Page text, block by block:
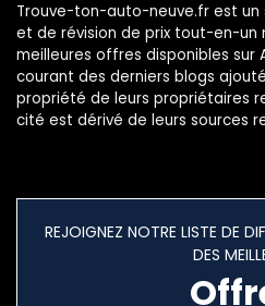
Trouve-ton-auto-neuve.fr est un
et de révision de prix tout-en-un
meilleures offres disponibles sur
courant des derniers blogs
propriété de leurs propriétaires
cité est dérivé de leurs sources
REJOIGNEZ NOTRE LISTE DE
DES